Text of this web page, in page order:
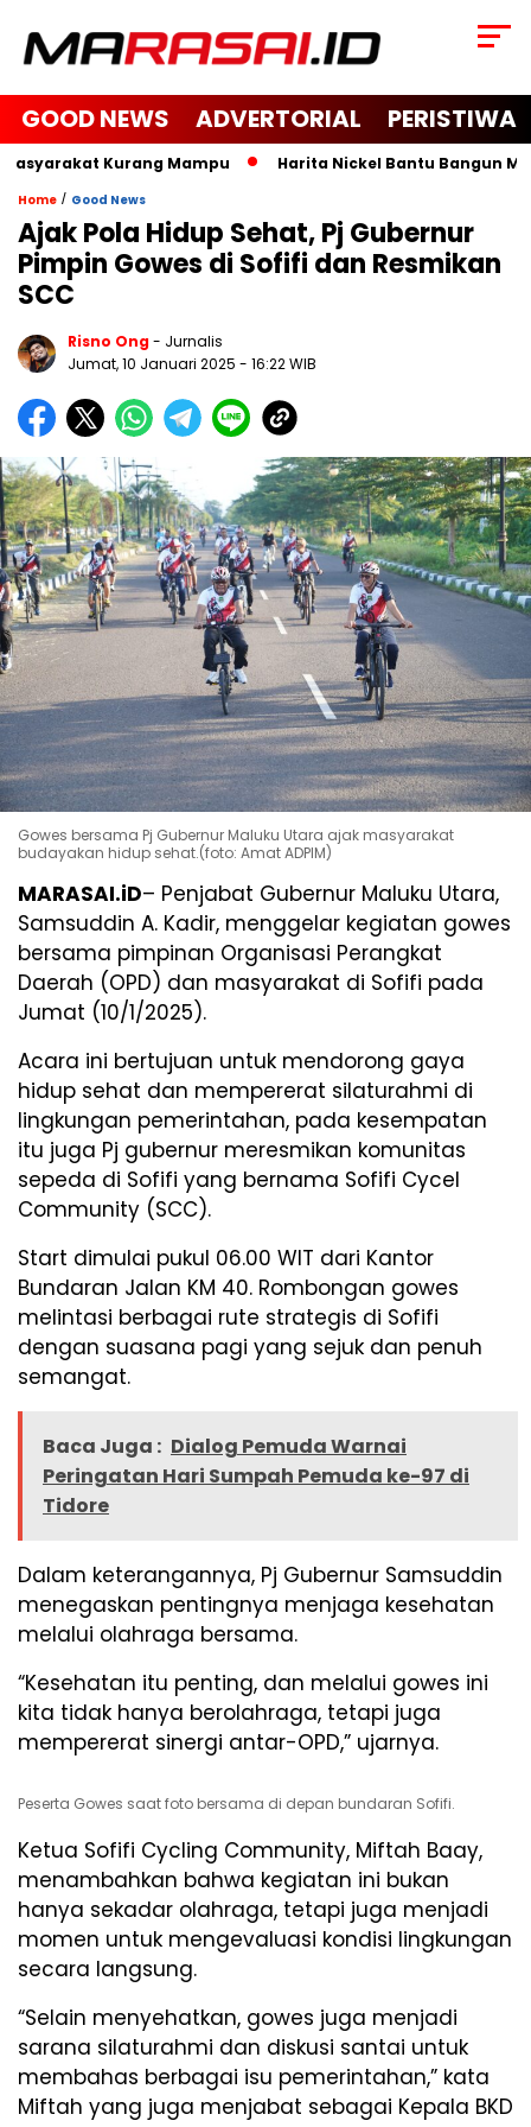
GOOD NEWS ADVERTORIAL PERISTIWA
Kurang Mampu Harita Nickel Bantu Bangun
Home / Good News
Ajak Pola Hidup Sehat, Pj Gubernur
Pimpin Gowes di Sofifi dan Resmikan
SCC
Risno Ong- Jurnalis
Jumat, 10 Januari 2025 - 16:22 WIB
Gowes bersama Pj Gubernur Maluku Utara ajak masyarakat
budayakan hidup sehat.(foto: Amat ADPIM)
MARASAI.iD– Penjabat Gubernur Maluku Utara,
Samsuddin A. Kadir, menggelar kegiatan gowes
bersama pimpinan Organisasi Perangkat
Daerah (OPD) dan masyarakat di Sofifi pada
Jumat (10/1/2025).
Acara ini bertujuan untuk mendorong gaya
hidup sehat dan mempererat silaturahmi di
lingkungan pemerintahan, pada kesempatan
itu juga Pj gubernur meresmikan komunitas
sepeda di Sofifi yang bernama Sofifi Cycel
Community (SCC).
Start dimulai pukul 06.00 WIT dari Kantor
Bundaran Jalan KM 40. Rombongan gowes
melintasi berbagai rute strategis di Sofifi
dengan suasana pagi yang sejuk dan penuh
semangat.
Baca Juga : Dialog Pemuda Warnai
Peringatan Hari Sumpah Pemuda ke-97 di
Tidore
Dalam keterangannya, Pj Gubernur Samsuddin
menegaskan pentingnya menjaga kesehatan
melalui olahraga bersama.
“Kesehatan itu penting, dan melalui gowes ini
kita tidak hanya berolahraga, tetapi juga
mempererat sinergi antar-OPD,” ujarnya.
Peserta Gowes saat foto bersama di depan bundaran Sofifi.
Ketua Sofifi Cycling Community, Miftah Baay,
menambahkan bahwa kegiatan ini bukan
hanya sekadar olahraga, tetapi juga menjadi
momen untuk mengevaluasi kondisi lingkungan
secara langsung.
“Selain menyehatkan, gowes juga menjadi
sarana silaturahmi dan diskusi santai untuk
membahas berbagai isu pemerintahan,” kata
Miftah yang juga menjabat sebagai Kepala BKD